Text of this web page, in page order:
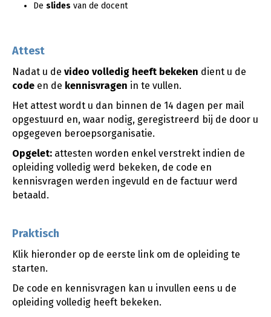
De slides van de docent
Attest
Nadat u de video volledig heeft bekeken dient u de
code en de kennisvragen in te vullen.
Het attest wordt u dan binnen de 14 dagen per mail
opgestuurd en, waar nodig, geregistreerd bij de door u
opgegeven beroepsorganisatie.
Opgelet: attesten worden enkel verstrekt indien de
opleiding volledig werd bekeken, de code en
kennisvragen werden ingevuld en de factuur werd
betaald.
Praktisch
Klik hieronder op de eerste link om de opleiding te
starten.
De code en kennisvragen kan u invullen eens u de
opleiding volledig heeft bekeken.